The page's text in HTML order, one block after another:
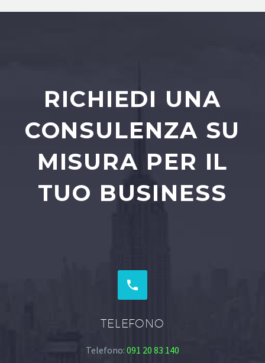
RICHIEDI UNA
CONSULENZA SU
MISURA PER IL
TUO BUSINESS


TELEFONO
Telefono: 091 20 83 140